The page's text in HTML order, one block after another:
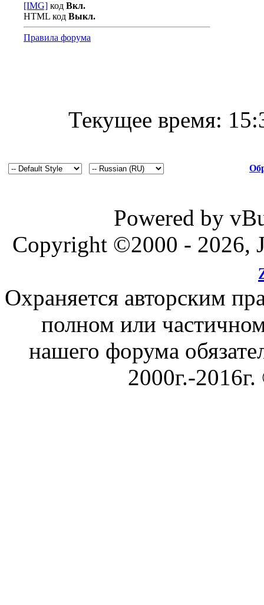
[IMG] код Вкл.
HTML код Выкл.
Правила форума
Текущее время:
Powered by
Copyright ©2000 - 2026,
Охраняется авторским
полном или
нашего форума
2000г.-